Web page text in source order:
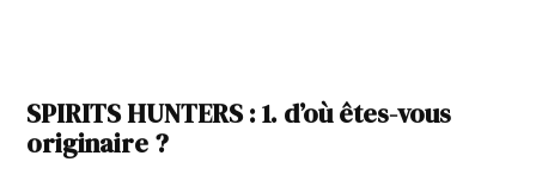
SPIRITS HUNTERS : 1. d’où êtes-vous
originaire ?